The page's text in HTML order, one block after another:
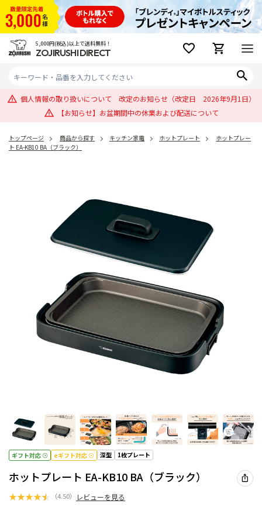
5,000円(税込)以上で送料無料！
ZOJIRUSHI DIRECT
個人情報の取り扱いについて 改定のお知らせ（改定日 2026年9月1日）
【お知らせ】お盆期間中の休業および配送について
トップページ 商品から探す キッチン家電 ホットプレート
ホットプレー
ト EA-KB10 BA（ブラック）
ギフト対応 eギフト対応 深型 1枚プレート
ホットプレート EA-KB10 BA（ブラック）
★★★★★ （4.50） レビューを見る